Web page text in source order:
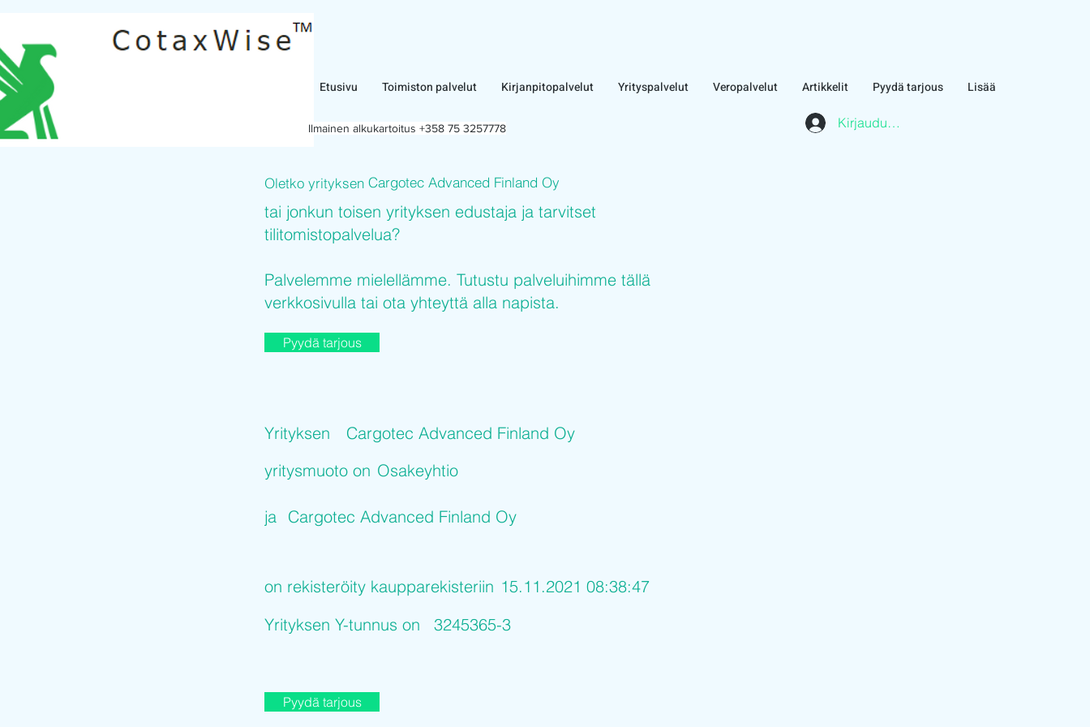
Etusivu Toimiston palvelut Kirjanpitopalvelut Yrityspalvelut Veropalvelut Artikkelit Pyydä tarjous Lisää
Kirjaudu asiakasalueelle
Ilmainen alkukartoitus +358 75 3257778
Cargotec Advanced Finland Oy
Oletko yrityksen
tai jonkun toisen yrityksen edustaja ja tarvitset
tilitomistopalvelua?
Palvelemme mielellämme. Tutustu palveluihimme tällä
verkkosivulla tai ota yhteyttä alla napista.
Pyydä tarjous
Cargotec Advanced Finland Oy
Yrityksen
Osakeyhtio
yritysmuoto on
ja Cargotec Advanced Finland Oy
on rekisteröity kaupparekisteriin 15.11.2021 08:38:47
Yrityksen Y-tunnus on
3245365-3
Pyydä tarjous